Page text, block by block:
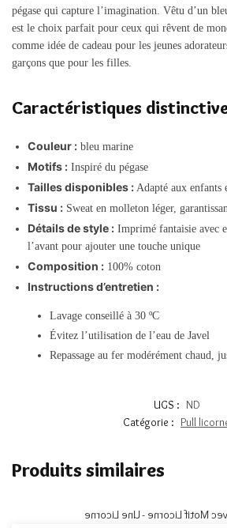
pégase qui capture l’imagination. Vêtu d’un
est le choix parfait pour ceux qui rêvent de
comme idée de cadeau pour les jeunes
garçons que pour les filles.
Caractéristiques
Couleur : bleu marine
Motifs : Inspiré du pégase
Tailles disponibles : Adapté aux enfants
Tissu : Sweat en molleton léger,
Détails de style : Imprimé fantaisie avec
l’avant pour ajouter une touche unique
Composition : 100% coton
Instructions d’entretien :
Lavage conseillé à 30 ºC
Évitez l’utilisation de l’eau de Javel
Repassage au fer modérément chaud,
UGS : ND
Catégorie : Pull
Produits similaires